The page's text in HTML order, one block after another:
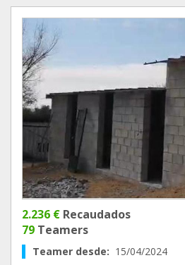
2.236 € Recaudados
79 Teamers
Teamer desde: 15/04/2024